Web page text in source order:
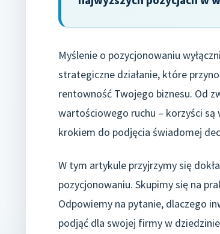
Myślenie o pozycjonowaniu
strategiczne działanie, które
rentowność Twojego biznesu. Od
wartościowego ruchu – korzyści
krokiem do podjęcia świadomej
W tym artykule przyjrzymy się
pozycjonowaniu. Skupimy się na
Odpowiemy na pytanie, dlaczego
podjąć dla swojej firmy w